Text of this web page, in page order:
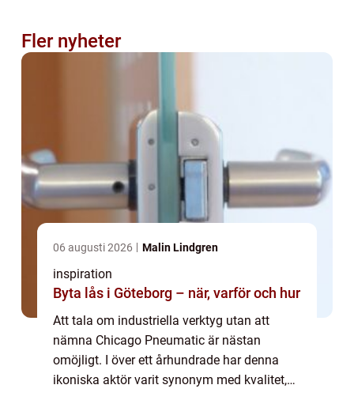
Fler nyheter
06 augusti 2026 Malin Lindgren
inspiration
Byta lås i Göteborg – när, varför och hur
Att tala om industriella verktyg utan att
nämna Chicago Pneumatic är nästan
omöjligt. I över ett århundrade har denna
ikoniska aktör varit synonym med kvalitet,